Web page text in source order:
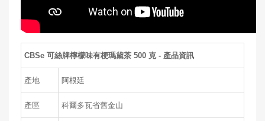
CBSe 可絲牌檸檬味有梗瑪黛茶 500 克 - 產品資訊
產地 阿根廷
產區 科爾多瓦省舊金山